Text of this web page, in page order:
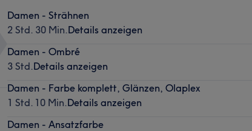
Damen - Strähnen
2 Std. 30 Min.Details anzeigen
Damen - Ombré
3 Std.Details anzeigen
Damen - Farbe komplett, Glänzen, Olaplex
1 Std. 10 Min.Details anzeigen
Damen - Ansatzfarbe